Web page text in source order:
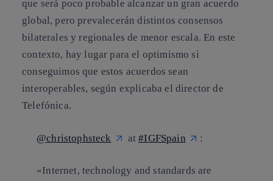
que será poco probable alcanzar un gran acuerdo
global, pero prevalecerán distintos consensos
bilaterales y regionales de menor escala. En este
contexto, hay lugar para el optimismo si
conseguimos que estos acuerdos sean
interoperables, según explicaba el director de
Telefónica.
@christophsteck at#IGFSpain :
«Internet, technology and standards are